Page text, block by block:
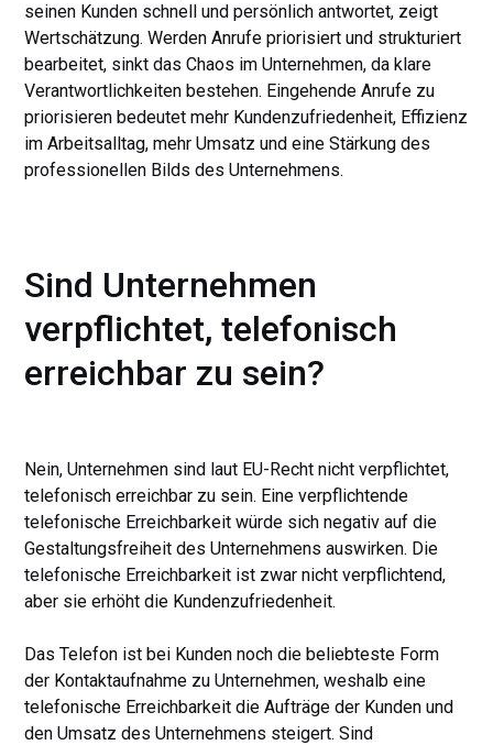
seinen Kunden schnell und persönlich antwortet, zeigt
Wertschätzung. Werden Anrufe priorisiert und strukturiert
bearbeitet, sinkt das Chaos im Unternehmen, da klare
Verantwortlichkeiten bestehen. Eingehende Anrufe zu
priorisieren bedeutet mehr Kundenzufriedenheit, Effizienz
im Arbeitsalltag, mehr Umsatz und eine Stärkung des
professionellen Bilds des Unternehmens.
Sind Unternehmen
verpflichtet, telefonisch
erreichbar zu sein?
Nein, Unternehmen sind laut EU-Recht nicht verpflichtet,
telefonisch erreichbar zu sein. Eine verpflichtende
telefonische Erreichbarkeit würde sich negativ auf die
Gestaltungsfreiheit des Unternehmens auswirken. Die
telefonische Erreichbarkeit ist zwar nicht verpflichtend,
aber sie erhöht die Kundenzufriedenheit.
Das Telefon ist bei Kunden noch die beliebteste Form
der Kontaktaufnahme zu Unternehmen, weshalb eine
telefonische Erreichbarkeit die Aufträge der Kunden und
den Umsatz des Unternehmens steigert. Sind